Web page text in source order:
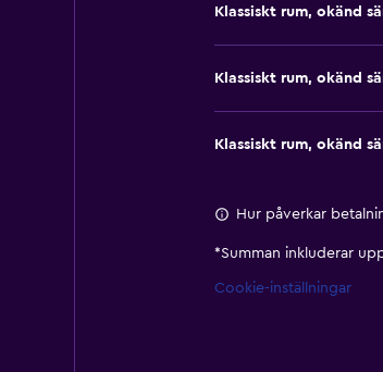
Klassiskt rum, okänd
Klassiskt rum, okänd
Klassiskt rum, okänd
Hur påverkar
*Summan inkluderar
Cookie-inställningar